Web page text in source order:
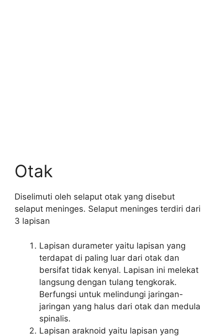
Otak
Diselimuti oleh selaput otak yang disebut
selaput meninges. Selaput meninges terdiri dari
3 lapisan
Lapisan durameter yaitu lapisan yang
terdapat di paling luar dari otak dan
bersifat tidak kenyal. Lapisan ini melekat
langsung dengan tulang tengkorak.
Berfungsi untuk melindungi jaringan-
jaringan yang halus dari otak dan medula
spinalis.
Lapisan araknoid yaitu lapisan yang